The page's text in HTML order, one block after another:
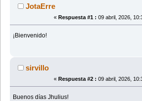
JotaErre
« Respuesta #1 : 09 abril, 2026,
¡Bienvenido!
sirvillo
« Respuesta #2 : 09 abril, 2026,
Buenos días Jhulius!